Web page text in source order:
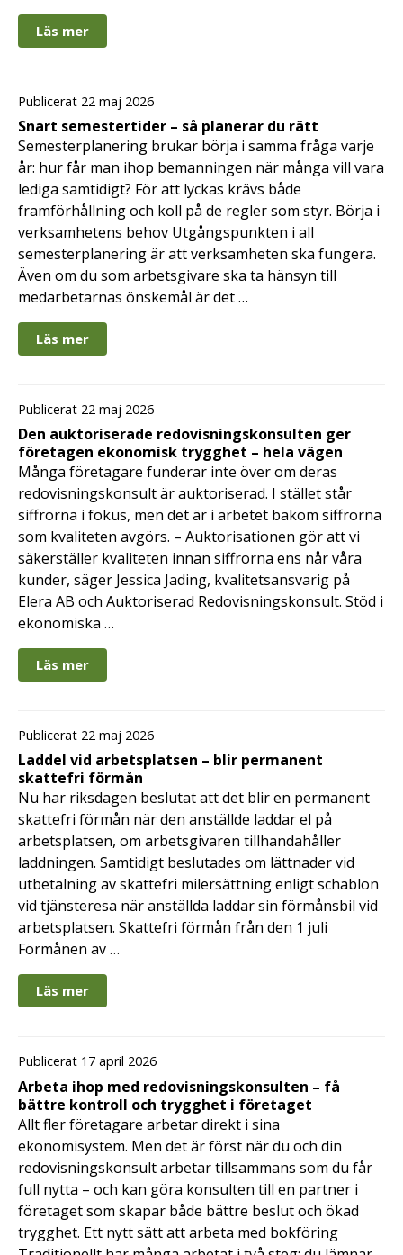
Läs mer
Publicerat 22 maj 2026
Snart semestertider – så planerar du rätt
Semesterplanering brukar börja i samma fråga varje
år: hur får man ihop bemanningen när många vill vara
lediga samtidigt? För att lyckas krävs både
framförhållning och koll på de regler som styr. Börja i
verksamhetens behov Utgångspunkten i all
semesterplanering är att verksamheten ska fungera.
Även om du som arbetsgivare ska ta hänsyn till
medarbetarnas önskemål är det …
Läs mer
Publicerat 22 maj 2026
Den auktoriserade redovisningskonsulten ger
företagen ekonomisk trygghet – hela vägen
Många företagare funderar inte över om deras
redovisningskonsult är auktoriserad. I stället står
siffrorna i fokus, men det är i arbetet bakom siffrorna
som kvaliteten avgörs. – Auktorisationen gör att vi
säkerställer kvaliteten innan siffrorna ens når våra
kunder, säger Jessica Jading, kvalitetsansvarig på
Elera AB och Auktoriserad Redovisningskonsult. Stöd i
ekonomiska …
Läs mer
Publicerat 22 maj 2026
Laddel vid arbetsplatsen – blir permanent
skattefri förmån
Nu har riksdagen beslutat att det blir en permanent
skattefri förmån när den anställde laddar el på
arbetsplatsen, om arbetsgivaren tillhandahåller
laddningen. Samtidigt beslutades om lättnader vid
utbetalning av skattefri milersättning enligt schablon
vid tjänsteresa när anställda laddar sin förmånsbil vid
arbetsplatsen. Skattefri förmån från den 1 juli
Förmånen av …
Läs mer
Publicerat 17 april 2026
Arbeta ihop med redovisningskonsulten – få
bättre kontroll och trygghet i företaget
Allt fler företagare arbetar direkt i sina
ekonomisystem. Men det är först när du och din
redovisningskonsult arbetar tillsammans som du får
full nytta – och kan göra konsulten till en partner i
företaget som skapar både bättre beslut och ökad
trygghet. Ett nytt sätt att arbeta med bokföring